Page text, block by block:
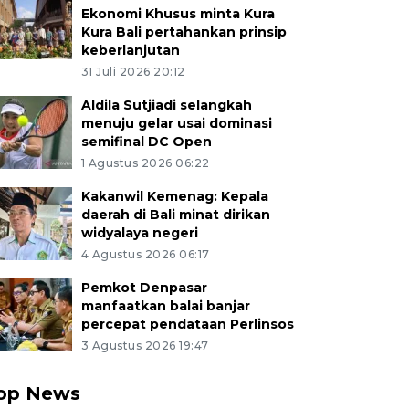
Ekonomi Khusus minta Kura
Kura Bali pertahankan prinsip
keberlanjutan
31 Juli 2026 20:12
Aldila Sutjiadi selangkah
menuju gelar usai dominasi
semifinal DC Open
1 Agustus 2026 06:22
Kakanwil Kemenag: Kepala
daerah di Bali minat dirikan
widyalaya negeri
4 Agustus 2026 06:17
Pemkot Denpasar
manfaatkan balai banjar
percepat pendataan Perlinsos
3 Agustus 2026 19:47
News